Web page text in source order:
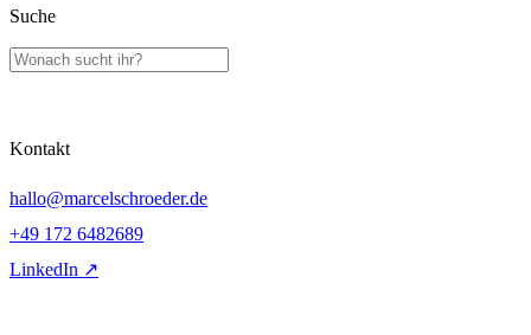
Suche
Kontakt
hallo@marcelschroeder.de
+49 172 6482689
LinkedIn ↗